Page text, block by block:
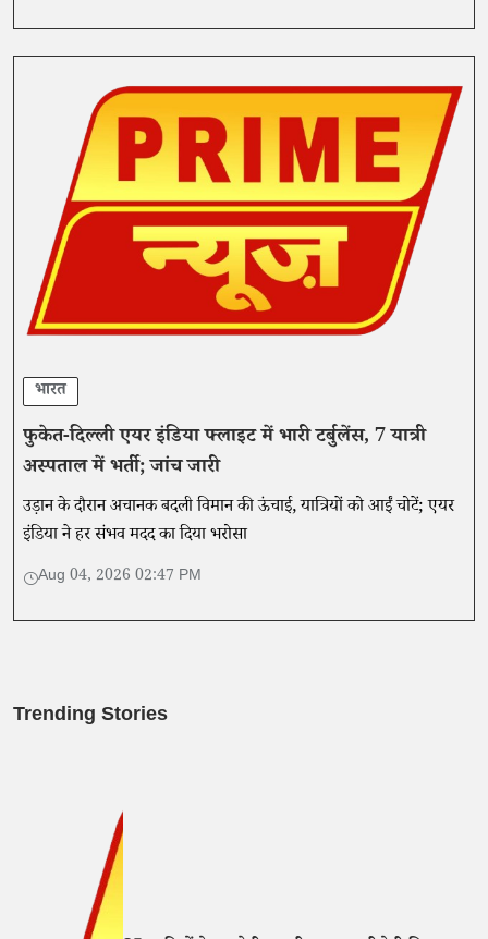
भारत
फुकेत-दिल्ली एयर इंडिया फ्लाइट में भारी टर्बुलेंस, 7 यात्री
अस्पताल में भर्ती; जांच जारी
उड़ान के दौरान अचानक बदली विमान की ऊंचाई, यात्रियों को आईं चोटें; एयर
इंडिया ने हर संभव मदद का दिया भरोसा
Aug 04, 2026 02:47 PM
Trending Stories